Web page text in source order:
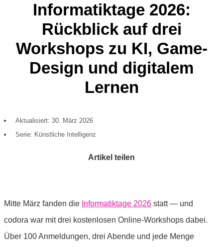
Informatiktage 2026:
Rückblick auf drei
Workshops zu KI, Game-
Design und digitalem
Lernen
Aktualisiert: 30. März 2026
Serie: Künstliche Intelligenz
Artikel teilen
Mitte März fanden die Informatiktage 2026 statt — und
codora war mit drei kostenlosen Online-Workshops dabei.
Über 100 Anmeldungen, drei Abende und jede Menge